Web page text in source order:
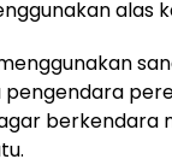
alas
berkendara